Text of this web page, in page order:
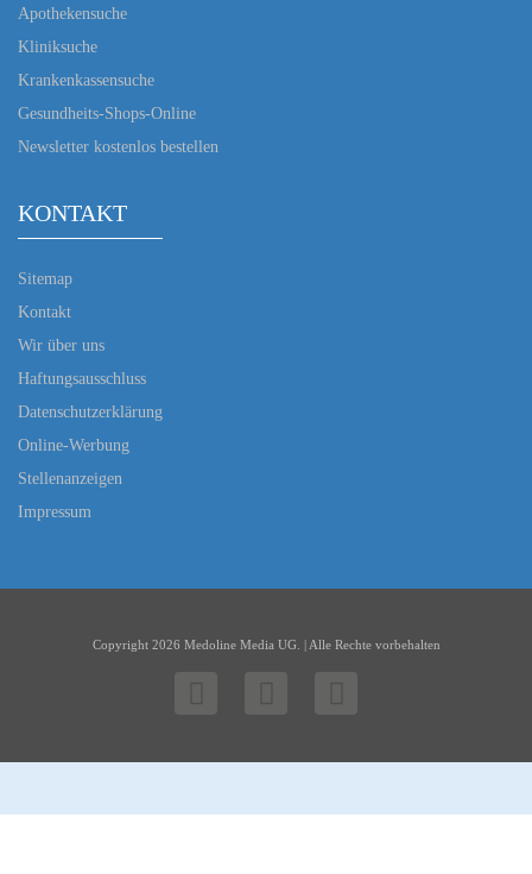
Apothekensuche
Kliniksuche
Krankenkassensuche
Gesundheits-Shops-Online
Newsletter kostenlos bestellen
KONTAKT
Sitemap
Kontakt
Wir über uns
Haftungsausschluss
Datenschutzerklärung
Online-Werbung
Stellenanzeigen
Impressum
Copyright 2026 Medoline Media UG. | Alle Rechte vorbehalten